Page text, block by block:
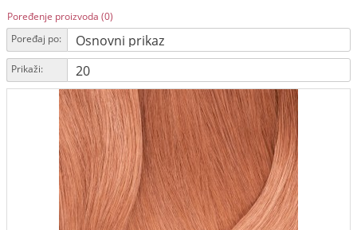
Poređenje proizvoda (0)
Poređaj po:
Prikaži: